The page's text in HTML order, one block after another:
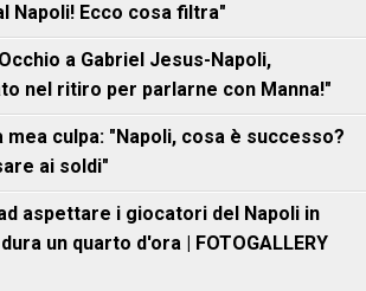
Napoli! Ecco cosa filtra"
a Gabriel Jesus-Napoli,
nel ritiro per parlarne con Manna!"
culpa: "Napoli, cosa è successo?
ai soldi"
aspettare i giocatori del Napoli in
un quarto d'ora | FOTOGALLERY